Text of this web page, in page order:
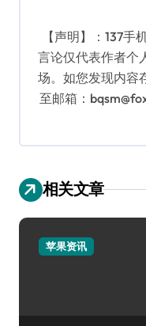
【声明】：137
言论仅代表作者个
场。如您发现内容
至邮箱：
相关文章
苹果资讯